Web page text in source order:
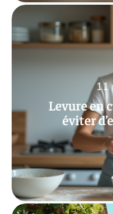
Levure en
éviter
11